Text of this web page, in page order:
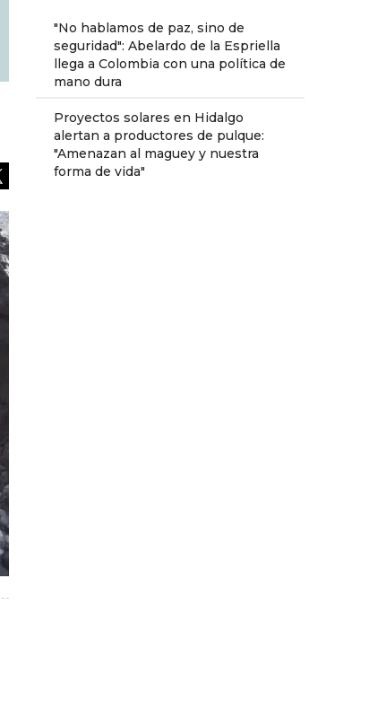
"No hablamos de paz, sino de
seguridad": Abelardo de la Espriella
llega a Colombia con una política de
mano dura
Proyectos solares en Hidalgo
alertan a productores de pulque:
"Amenazan al maguey y nuestra
forma de vida"